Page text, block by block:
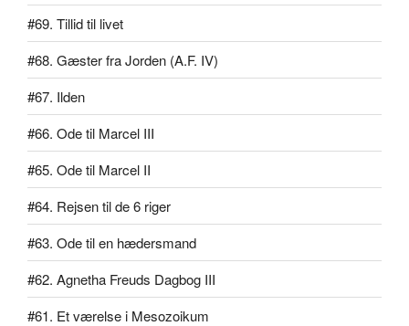
#69. Tillid til livet
#68. Gæster fra Jorden (A.F. IV)
#67. Ilden
#66. Ode til Marcel III
#65. Ode til Marcel II
#64. Rejsen til de 6 riger
#63. Ode til en hædersmand
#62. Agnetha Freuds Dagbog III
#61. Et værelse i Mesozoikum